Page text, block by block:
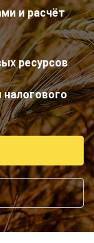
и расчёт
ресурсов
налогового